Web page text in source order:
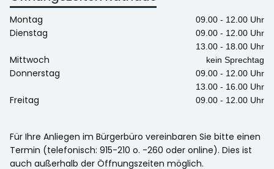
Montag 09.00 - 12.00 Uhr
Dienstag
09.00 - 12.00 Uhr
13.00 - 18.00 Uhr
Mittwoch kein Sprechtag
Donnerstag
09.00 - 12.00 Uhr
13.00 - 16.00 Uhr
Freitag 09.00 - 12.00 Uhr
Für Ihre Anliegen im Bürgerbüro vereinbaren Sie bitte einen
Termin (telefonisch: 915-210 o. -260 oder online). Dies ist
auch außerhalb der Öffnungszeiten möglich.